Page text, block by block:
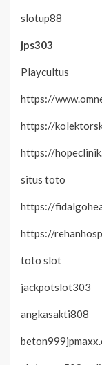
slotup88
jps303
Playcultus
https://
https://
https://
situs toto
https://
https://
toto slot
jackpotslot303
angkasakti808